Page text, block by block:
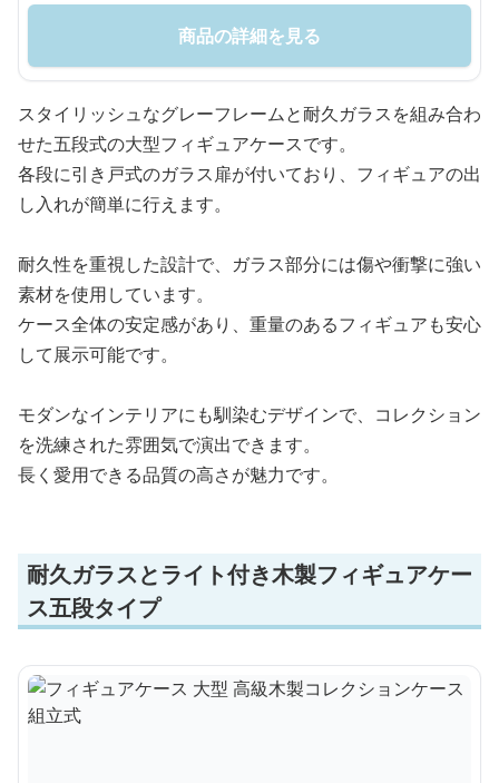
商品の詳細を見る
スタイリッシュなグレーフレームと耐久ガラスを組み合わ
せた五段式の大型フィギュアケースです。
各段に引き戸式のガラス扉が付いており、フィギュアの出
し入れが簡単に行えます。
耐久性を重視した設計で、ガラス部分には傷や衝撃に強い
素材を使用しています。
ケース全体の安定感があり、重量のあるフィギュアも安心
して展示可能です。
モダンなインテリアにも馴染むデザインで、コレクション
を洗練された雰囲気で演出できます。
長く愛用できる品質の高さが魅力です。
耐久ガラスとライト付き木製フィギュアケー
ス五段タイプ